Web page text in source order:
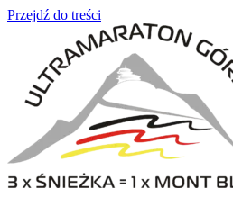
Przejdź do treści